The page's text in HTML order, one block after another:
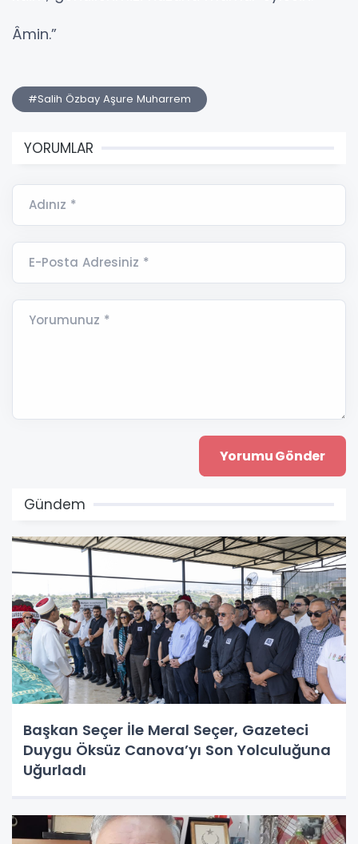
Âmin.”
#Salih Özbay Aşure Muharrem
YORUMLAR
Adınız *
E-Posta Adresiniz *
Yorumunuz *
Gündem
Başkan Seçer İle Meral Seçer, Gazeteci
Duygu Öksüz Canova’yı Son Yolculuğuna
Uğurladı